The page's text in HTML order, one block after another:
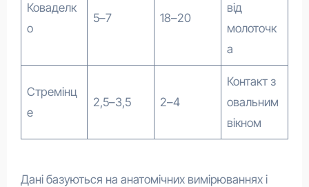
Коваделк
о
5–7 18–20
від
молоточк
а
Стремінц
е
2,5–3,5 2–4
Контакт з
овальним
вікном
Дані базуються на анатомічних вимірюваннях і